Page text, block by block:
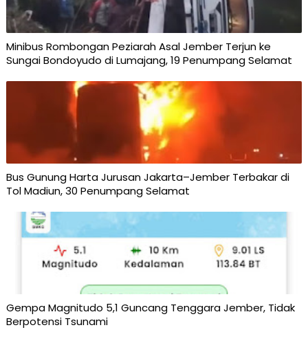
Minibus Rombongan Peziarah Asal Jember Terjun ke
Sungai Bondoyudo di Lumajang, 19 Penumpang Selamat
Bus Gunung Harta Jurusan Jakarta–Jember Terbakar di
Tol Madiun, 30 Penumpang Selamat
Gempa Magnitudo 5,1 Guncang Tenggara Jember, Tidak
Berpotensi Tsunami